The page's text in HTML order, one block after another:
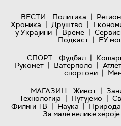
ВЕСТИ Политика | Регион
Хроника | Друштво |
у Украјини | Време |
Подкаст | ЕУ
СПОРТ
Фудбал |
Рукомет | Ватерполо |
спортови |
МАГАЗИН
Живот |
Технологијa | Путујемо |
Филм и ТВ | Наука | Природа
За мале велике хероје